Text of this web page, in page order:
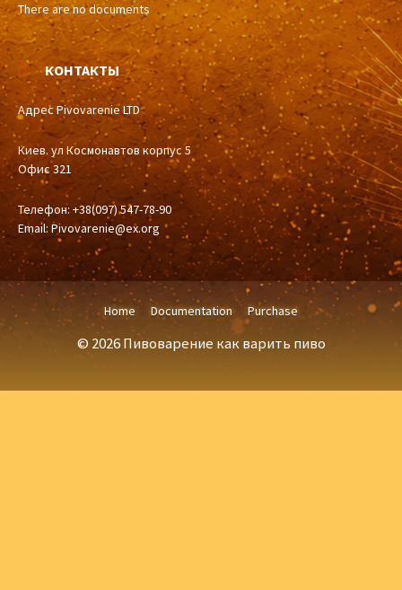
There are no documents
КОНТАКТЫ
Адрес Pivovarenie LTD
Киев. ул Космонавтов корпус 5
Офис 321
Телефон: +38(097) 547-78-90
Email: Pivovarenie@ex.org
Home Documentation Purchase
© 2026 Пивоварение как варить пиво